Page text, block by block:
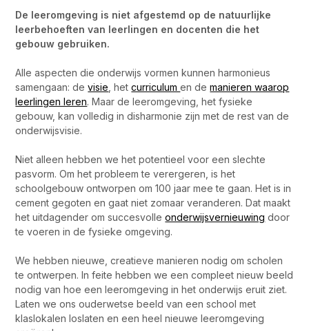
De leeromgeving is niet afgestemd op de natuurlijke
leerbehoeften van leerlingen en docenten die het
gebouw gebruiken.
Alle aspecten die onderwijs vormen kunnen harmonieus
samengaan: devisie , hetcurriculumen demanieren waarop
leerlingen leren. Maar de leeromgeving, het fysieke
gebouw, kan volledig in disharmonie zijn met de rest van de
onderwijsvisie.
Niet alleen hebben we het potentieel voor een slechte
pasvorm. Om het probleem te verergeren, is het
schoolgebouw ontworpen om 100 jaar mee te gaan. Het is in
cement gegoten en gaat niet zomaar veranderen. Dat maakt
het uitdagender om succesvolleonderwijsvernieuwing door
te voeren in de fysieke omgeving.
We hebben nieuwe, creatieve manieren nodig om scholen
te ontwerpen. In feite hebben we een compleet nieuw beeld
nodig van hoe een leeromgeving in het onderwijs eruit ziet.
Laten we ons ouderwetse beeld van een school met
klaslokalen loslaten en een heel nieuwe leeromgeving